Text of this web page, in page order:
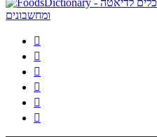





